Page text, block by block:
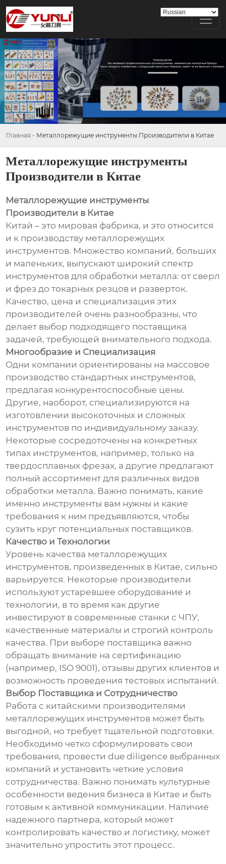
Главная - Металлорежущие инструменты Производители в Китае
Металлорежущие инструменты
Производители в Китае
Металлорежущие инструменты
Производители в Китае
Китай – это мировая фабрика, и это относится
и к производству металлорежущих
инструментов. Множество компаний, больших
и маленьких, выпускают широкий спектр
инструментов для обработки металла: от сверл
и фрез до токарных резцов и разверток.
Качество, цена и специализация этих
производителей очень разнообразны, что
делает выбор подходящего поставщика
задачей, требующей внимательного подхода.
Многообразие и Специализация
Одни компании ориентированы на массовое
производство стандартных инструментов,
предлагая конкурентоспособные цены.
Другие, наоборот, специализируются на
изготовлении высокоточных и сложных
инструментов по индивидуальному заказу.
Некоторые сосредоточены на конкретных
типах инструментов, например, только на
твердосплавных фрезах, а другие предлагают
полный ассортимент для различных видов
обработки металла. Важно понимать, какие
именно инструменты вам нужны и какие
требования к ним предъявляются, чтобы
сузить круг потенциальных поставщиков.
Качество и Технологии
Уровень качества металлорежущих
инструментов, произведенных в Китае, сильно
варьируется. Некоторые производители
используют устаревшее оборудование и
технологии, в то время как другие
инвестируют в современные станки с ЧПУ,
качественные материалы и строгий контроль
качества. При выборе поставщика важно
обращать внимание на сертификацию
(например, ISO 9001), отзывы других клиентов и
возможность проведения тестовых испытаний.
Выбор Поставщика и Сотрудничество
Работа с китайскими производителями
металлорежущих инструментов может быть
выгодной, но требует тщательной подготовки.
Необходимо четко сформулировать свои
требования, провести due diligence выбранных
компаний и установить четкие условия
сотрудничества. Важно понимать культурные
особенности ведения бизнеса в Китае и быть
готовым к активной коммуникации. Наличие
надежного партнера, который может
контролировать качество и логистику, может
значительно упростить этот процесс.